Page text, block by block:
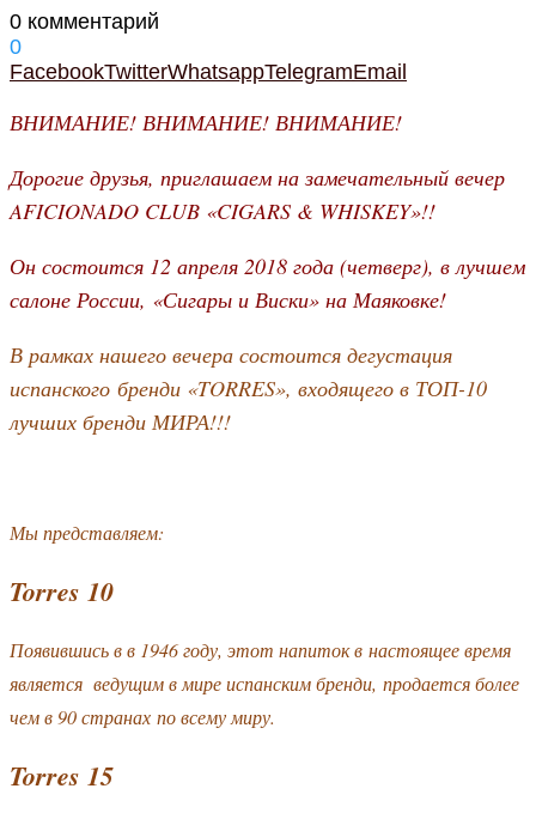
0 комментарий
0
FacebookTwitterWhatsappTelegramEmail
ВНИМАНИЕ! ВНИМАНИЕ! ВНИМАНИЕ!
Дорогие друзья, приглашаем на замечательный вечер
AFICIONADO CLUB «CIGARS & WHISKEY»!!
Он состоится 12 апреля 2018 года (четверг), в лучшем
салоне России, «Сигары и Виски» на Маяковке!
В рамках нашего вечера состоится дегустация
испанского бренди «TORRES», входящего в ТОП-10
лучших бренди МИРА!!!
Мы представляем:
Torres 10
Появившись в в 1946 году, этот напиток в настоящее время
является ведущим в мире испанским бренди, продается более
чем в 90 странах по всему миру.
Torres 15